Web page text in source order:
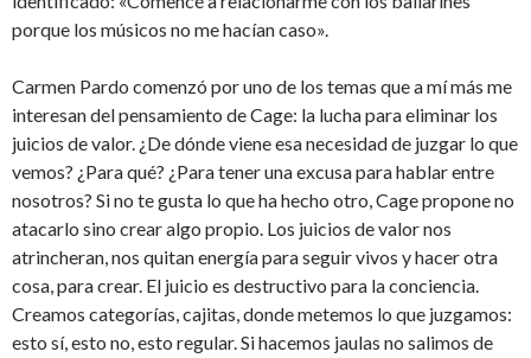
porque los músicos no me hacían caso».
Carmen Pardo comenzó por uno de los temas que a mí más me
interesan del pensamiento de Cage: la lucha para eliminar los
juicios de valor. ¿De dónde viene esa necesidad de juzgar lo que
vemos? ¿Para qué? ¿Para tener una excusa para hablar entre
nosotros? Si no te gusta lo que ha hecho otro, Cage propone no
atacarlo sino crear algo propio. Los juicios de valor nos
atrincheran, nos quitan energía para seguir vivos y hacer otra
cosa, para crear. El juicio es destructivo para la conciencia.
Creamos categorías, cajitas, donde metemos lo que juzgamos:
esto sí, esto no, esto regular. Si hacemos jaulas no salimos de